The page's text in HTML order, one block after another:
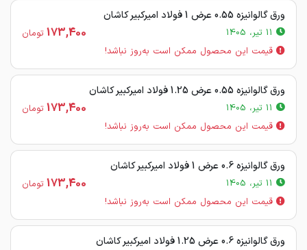
ورق گالوانیزه 0.55 عرض 1 فولاد امیرکبیر کاشان
173,400 تومان
قیمت این محصول ممکن است به‌روز نباشد!
ورق گالوانیزه 0.55 عرض 1.25 فولاد امیرکبیر کاشان
173,400 تومان
قیمت این محصول ممکن است به‌روز نباشد!
ورق گالوانیزه 0.6 عرض 1 فولاد امیرکبیر کاشان
173,400 تومان
قیمت این محصول ممکن است به‌روز نباشد!
ورق گالوانیزه 0.6 عرض 1.25 فولاد امیرکبیر کاشان